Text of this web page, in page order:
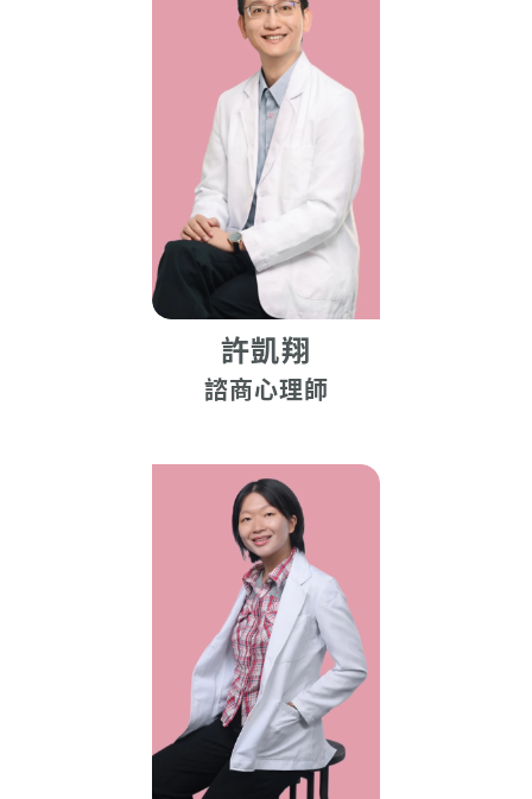
許凱翔
諮商心理師